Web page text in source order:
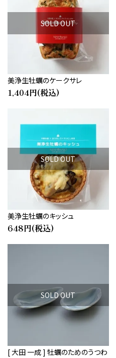
SOLD OUT
美浄生牡蠣のケークサレ
1,404円(税込)
SOLD OUT
美浄生牡蠣のキッシュ
648円(税込)
SOLD OUT
[ 大田 一成 ] 牡蠣のためのうつわ
キーワード
カテゴリー